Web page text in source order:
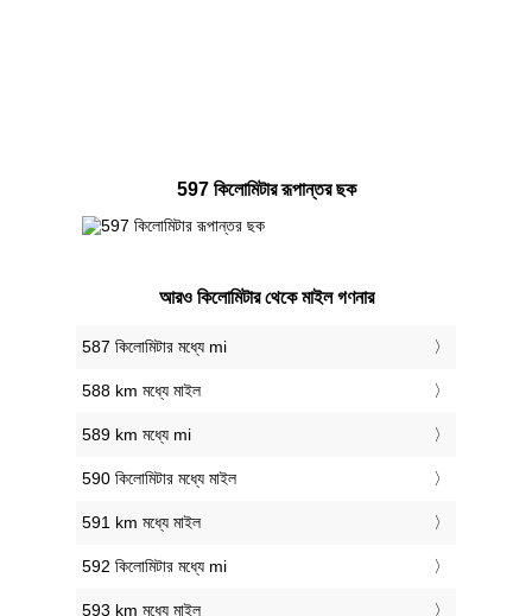
597 কিলোমিটার রূপান্তর ছক
আরও কিলোমিটার থেকে মাইল গণনার
587 কিলোমিটার মধ্যে mi
588 km মধ্যে মাইল
589 km মধ্যে mi
590 কিলোমিটার মধ্যে মাইল
591 km মধ্যে মাইল
592 কিলোমিটার মধ্যে mi
593 km মধ্যে মাইল